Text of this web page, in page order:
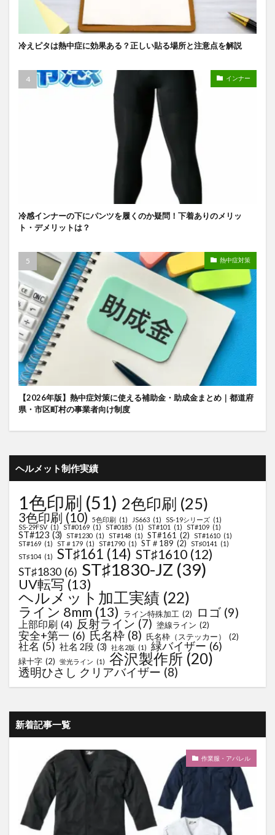
冷えピタは熱中症に効果ある？正しい貼る場所と注意点を解説
インナー
冷感インナーの下にパンツを履くのか疑問！下着ありのメリッ
ト・デメリットは？
熱中症対策
【2026年版】熱中症対策に使える補助金・助成金まとめ｜都道府
県・市区町村の事業者向け制度
ヘルメット制作実績
1色印刷 (51) 2色印刷 (25)
3色印刷 (10) 5色印刷 (1) JS663 (1) SS-19シリーズ (1)
SS-29FSV (1) ST#0169 (1) ST#0185 (1) ST#101 (1) ST#109 (1)
ST#123 (3) ST#1230 (1) ST#148 (1) ST#161 (2) ST#1610 (1)
ST#169 (1) ST＃179 (1) ST#1790 (1) ST＃189 (2) ST♯0141
(1)
ST♯104 (1) ST♯161 (14) ST♯1610 (12)
ST♯1830 (6) ST♯1830-JZ (39)
UV転写 (13)
ヘルメット加工実績 (22)
ライン 8mm (13) ライン特殊加工 (2) ロゴ (9)
上部印刷 (4) 反射ライン (7) 塗線ライン (2)
安全+第一 (6) 氏名枠 (8) 氏名枠（ステッカー） (2)
社名 (5) 社名 2段 (3) 社名2版 (1) 緑バイザー (6)
緑十字 (2) 蛍光ライン (1) 谷沢製作所 (20)
透明ひさし クリアバイザー (8)
新着記事一覧
作業服・アパレル